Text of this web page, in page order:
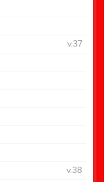
v.37
v.38